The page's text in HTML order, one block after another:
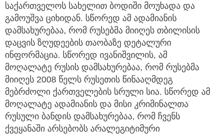
საქართველოს სახელით ბოდიში მოუხადა და
გამოუშვა ციხიდან. სწორედ ამ ადამიანის
დამსახურებაა, რომ რუსებმა მიიღეს თბილისის
დაცვის ზღუდეების თაობაზე დეტალური
ინფორმაცია. სწორედ ივანიშვილის, ამ
მოღალატე რუსის დამსახურებაა, რომ რუსებმა
მიიღეს 2008 წელს რუსეთის წინააღმდეგ
მებრძოლი ქართველების სრული სია. სწორედ ამ
მოღალატე ადამიანის და მისი კრიმინალთა
რუსული ბანდის დამსახურებაა, რომ ჩვენს
ქვეყანაში არსებობს არალეგიტიმური